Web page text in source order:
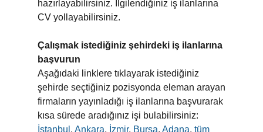
hazırlayabilirsiniz. İlgilendiğiniz iş ilanlarına
CV yollayabilirsiniz.
Çalışmak istediğiniz şehirdeki iş ilanlarına
başvurun
Aşağıdaki linklere tıklayarak istediğiniz
şehirde seçtiğiniz pozisyonda eleman arayan
firmaların yayınladığı iş ilanlarına başvurarak
kısa sürede aradığınız işi bulabilirsiniz:
İstanbul , Ankara, İzmir, Bursa, Adana, tüm